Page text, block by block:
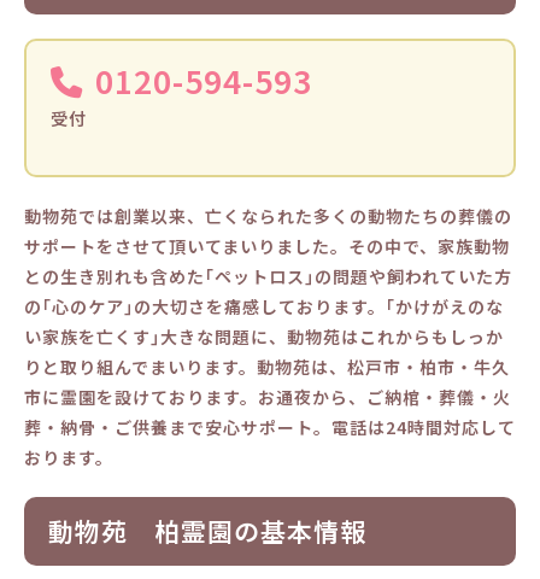
0120-594-593
受付
動物苑では創業以来、亡くなられた多くの動物たちの葬儀の
サポートをさせて頂いてまいりました。その中で、家族動物
との生き別れも含めた｢ペットロス｣の問題や飼われていた方
の｢心のケア｣の大切さを痛感しております。｢かけがえのな
い家族を亡くす｣大きな問題に、動物苑はこれからもしっか
りと取り組んでまいります。動物苑は、松戸市・柏市・牛久
市に霊園を設けております。お通夜から、ご納棺・葬儀・火
葬・納骨・ご供養まで安心サポート。電話は24時間対応して
おります。
動物苑 柏霊園の基本情報